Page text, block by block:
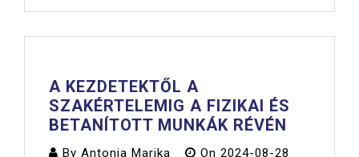
A KEZDETEKTŐL A
SZAKÉRTELEMIG A FIZIKAI ÉS
BETANÍTOTT MUNKÁK RÉVÉN
By Antonia Marika On 2024-08-28